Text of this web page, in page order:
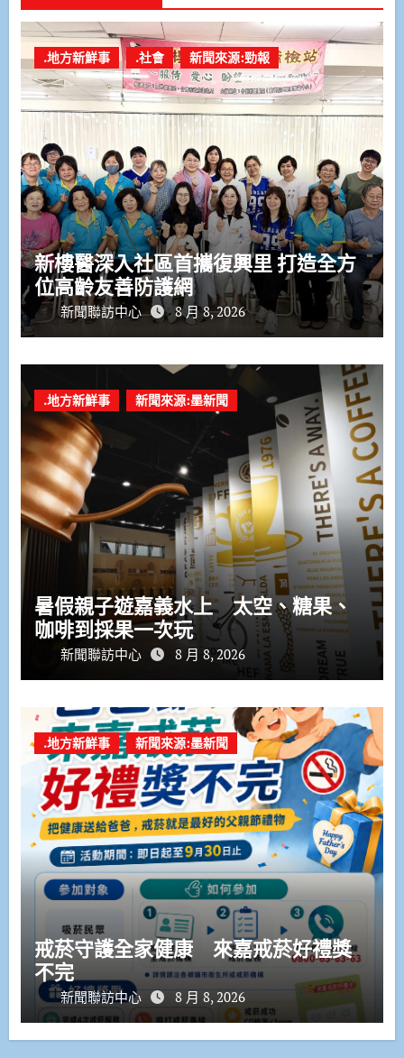
.地方新鮮事 .社會 新聞來源:勁報
新樓醫深入社區首攜復興里 打造全方
位高齡友善防護網
新聞聯訪中心 8 月 8, 2026
.地方新鮮事 新聞來源:墨新聞
暑假親子遊嘉義水上 太空、糖果、
咖啡到採果一次玩
新聞聯訪中心 8 月 8, 2026
.地方新鮮事 新聞來源:墨新聞
戒菸守護全家健康 來嘉戒菸好禮獎
不完
新聞聯訪中心 8 月 8, 2026